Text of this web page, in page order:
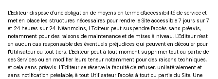
L'Editeur dispose d'une obligation de moyens en terme d'accessibilité de service et
met en place les structures nécessaires pour rendre le Site accessible 7 jours sur 7
et 24 heures sur 24. Néanmoins, L'Editeur peut suspendre l'accès sans préavis,
notamment pour des raisons de maintenance et de mises à niveau. L'Editeur n'est
en aucun cas responsable des éventuels préjudices qui peuvent en découler pour
l'Utilisateur ou tout tiers. L'Editeur peut à tout moment supprimer tout ou partie de
ses Services ou en modifier leurs teneur notamment pour des raisons techniques,
et cela sans préavis. L'Editeur se réserve la faculté de refuser, unilatéralement et
sans notification préalable, à tout Utilisateur l'accès à tout ou partie du Site. Une